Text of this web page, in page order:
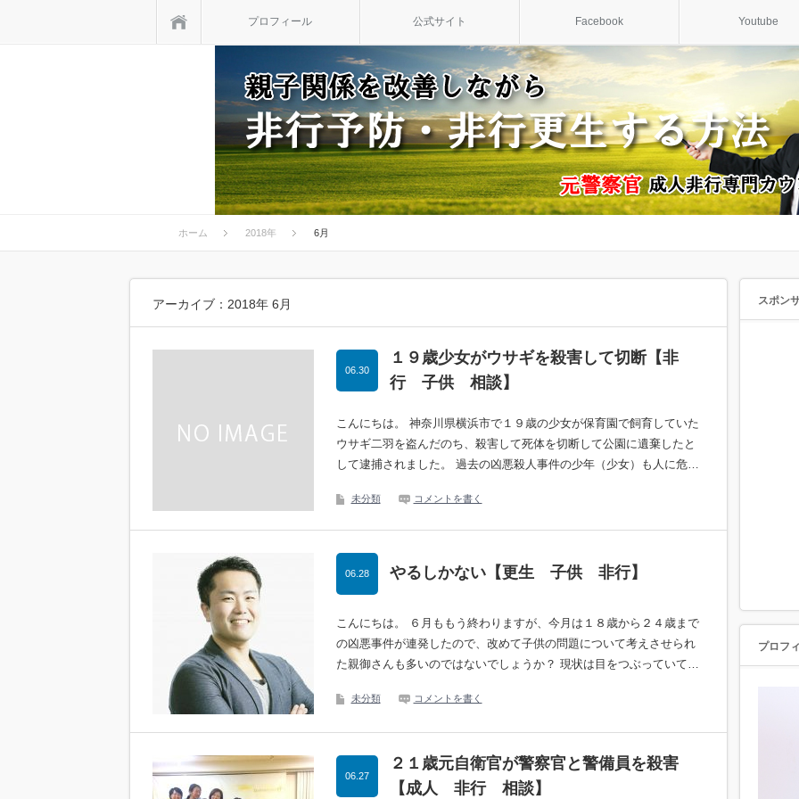
プロフィール 公式サイト Facebook Youtube
ホーム 2018年 6月
アーカイブ：2018年 6月
１９歳少女がウサギを殺害して切断【非
行 子供 相談】
06.30
こんにちは。 神奈川県横浜市で１９歳の少女が保育園で飼育していた
ウサギ二羽を盗んだのち、殺害して死体を切断して公園に遺棄したと
して逮捕されました。 過去の凶悪殺人事件の少年（少女）も人に危…
未分類 コメントを書く
やるしかない【更生 子供 非行】
06.28
こんにちは。 ６月ももう終わりますが、今月は１８歳から２４歳まで
の凶悪事件が連発したので、改めて子供の問題について考えさせられ
た親御さんも多いのではないでしょうか？ 現状は目をつぶっていて…
未分類 コメントを書く
２１歳元自衛官が警察官と警備員を殺害
【成人 非行 相談】
06.27
スポン
プロフ